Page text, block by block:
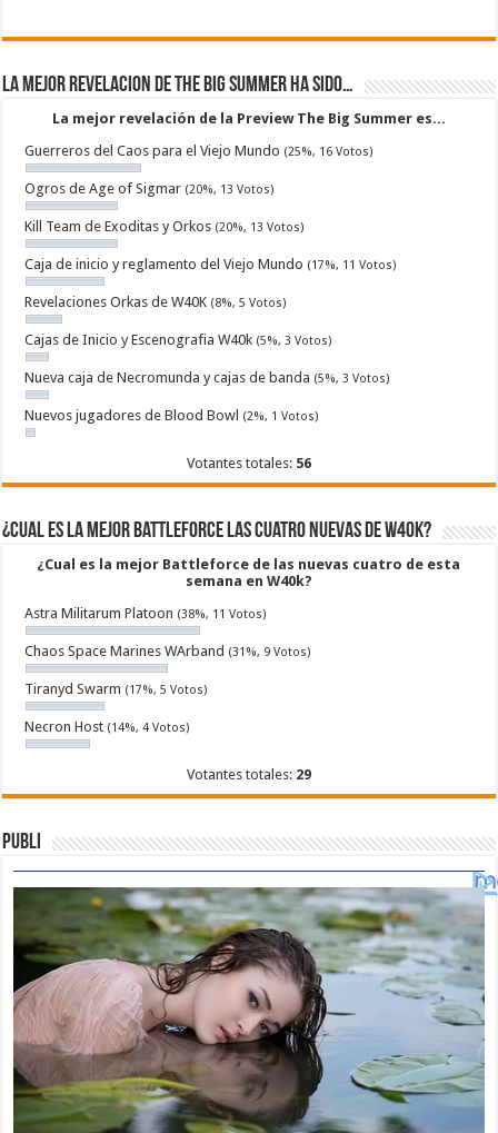
La mejor revelacion de The Big Summer ha sido…
La mejor revelación de la Preview The Big Summer es...
Guerreros del Caos para el Viejo Mundo (25%, 16 Votos)
Ogros de Age of Sigmar (20%, 13 Votos)
Kill Team de Exoditas y Orkos (20%, 13 Votos)
Caja de inicio y reglamento del Viejo Mundo (17%, 11 Votos)
Revelaciones Orkas de W40K (8%, 5 Votos)
Cajas de Inicio y Escenografia W40k (5%, 3 Votos)
Nueva caja de Necromunda y cajas de banda (5%, 3 Votos)
Nuevos jugadores de Blood Bowl (2%, 1 Votos)
Votantes totales: 56
¿Cual es la mejor Battleforce las cuatro nuevas de W40k?
¿Cual es la mejor Battleforce de las nuevas cuatro de esta
semana en W40k?
Astra Militarum Platoon (38%, 11 Votos)
Chaos Space Marines WArband (31%, 9 Votos)
Tiranyd Swarm (17%, 5 Votos)
Necron Host (14%, 4 Votos)
Votantes totales: 29
Publi